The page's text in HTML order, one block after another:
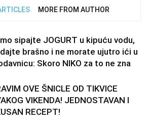
MORE FROM AUTHOR
sipajte JOGURT u kipuću vodu,
brašno i ne morate ujutro ići u
Skoro NIKO za to ne zna
OVE ŠNICLE OD TIKVICE
VIKENDA! JEDNOSTAVAN I
RECEPT!